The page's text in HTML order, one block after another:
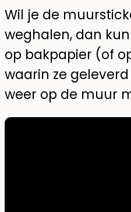
Wil je de
weghalen, dan
op bakpapier (of
waarin ze
weer op de muur